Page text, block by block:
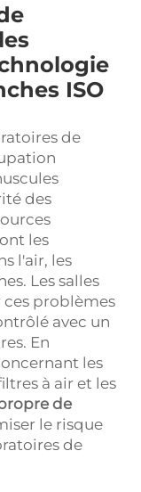
ISO
de
des
les
l'air, les
Les salles
ces problèmes
avec un
En
les
à air et les
de
le risque
de